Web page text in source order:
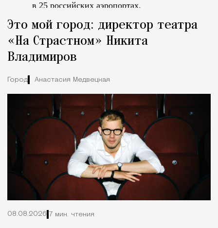
в 25 российских аэропортах.
Это мой город: директор театра
«На Страстном» Никита
Владимиров
Город Анастасия Медвецкая
08.08.2026 7 мин. чтения